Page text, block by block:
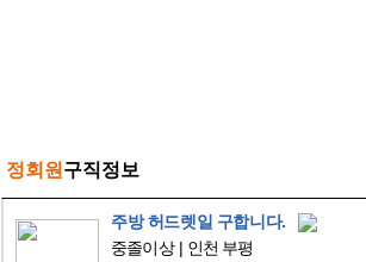
정회원 구직정보
주방 허드렛일 구합니다.
중졸이상
인천 부평